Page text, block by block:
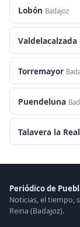
Lobón Badajoz
Valdelacalzada
Torremayor
Puendeluna
Talavera la Real
Periódico de
Noticias, el tiempo,
Reina (Badajoz).